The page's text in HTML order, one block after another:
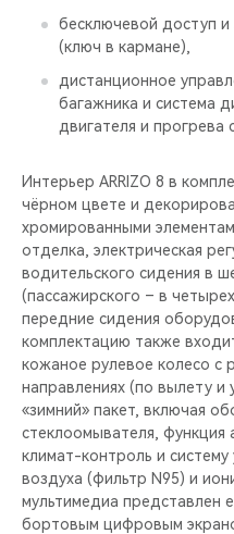
бесключевой доступ и
(ключ в кармане),
дистанционное
багажника и система
двигателя и прогрева
Интерьер ARRIZO 8 в
чёрном цвете и
хромированными
отделка, электрическая
водительского сидения в
(пассажирского – в
передние сидения
комплектацию также
кожаное рулевое колесо с
направлениях (по вылету и
«зимний» пакет, включая
стеклоомывателя, функция
климат-контроль и
воздуха (фильтр N95) и
мультимедиа представлен
бортовым цифровым